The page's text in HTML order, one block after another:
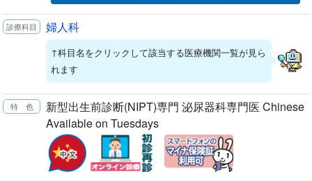
婦人科
↑科目名をクリックして該当する医療機関一覧が見ら
れます
新型出生前診断(NIPT)専門 泌尿器科専門医 Chinese
Available on Tuesdays